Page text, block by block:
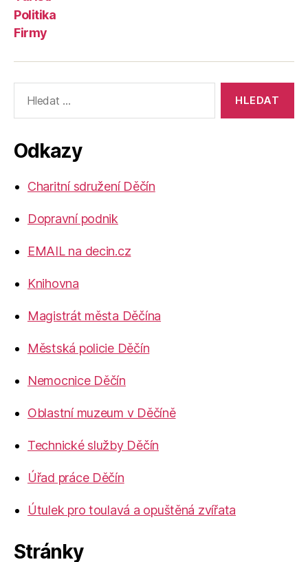
Politika
Firmy
vyhledávání:
Odkazy
Charitní sdružení Děčín
Dopravní podnik
EMAIL na decin.cz
Knihovna
Magistrát města Děčína
Městská policie Děčín
Nemocnice Děčín
Oblastní muzeum v Děčíně
Technické služby Děčín
Úřad práce Děčín
Útulek pro toulavá a opuštěná zvířata
Stránky